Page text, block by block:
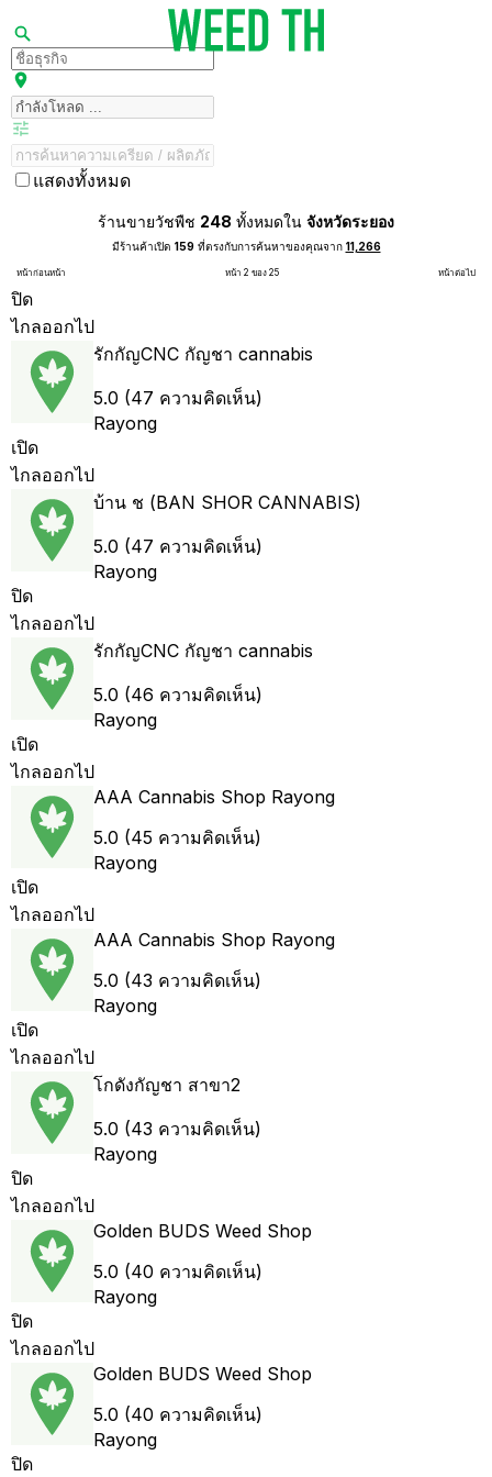
แสดงทั้งหมด
ร้านขายวัชพืช 248 ทั้งหมดใน จังหวัดระยอง
มีร้านค้าเปิด 159ที่ตรงกับการค้นหาของคุณจาก 11,266
หน้าก่อนหน้า หน้า 2 ของ 25 หน้าต่อไป
ปิด
ไกลออกไป
รักกัญCNC กัญชา cannabis
5.0 (47 ความคิดเห็น)
Rayong
เปิด
ไกลออกไป
บ้าน ช (BAN SHOR CANNABIS)
5.0 (47 ความคิดเห็น)
Rayong
ปิด
ไกลออกไป
รักกัญCNC กัญชา cannabis
5.0 (46 ความคิดเห็น)
Rayong
เปิด
ไกลออกไป
AAA Cannabis Shop Rayong
5.0 (45 ความคิดเห็น)
Rayong
เปิด
ไกลออกไป
AAA Cannabis Shop Rayong
5.0 (43 ความคิดเห็น)
Rayong
เปิด
ไกลออกไป
โกดังกัญชา สาขา2
5.0 (43 ความคิดเห็น)
Rayong
ปิด
ไกลออกไป
Golden BUDS Weed Shop
5.0 (40 ความคิดเห็น)
Rayong
ปิด
ไกลออกไป
Golden BUDS Weed Shop
5.0 (40 ความคิดเห็น)
Rayong
ปิด